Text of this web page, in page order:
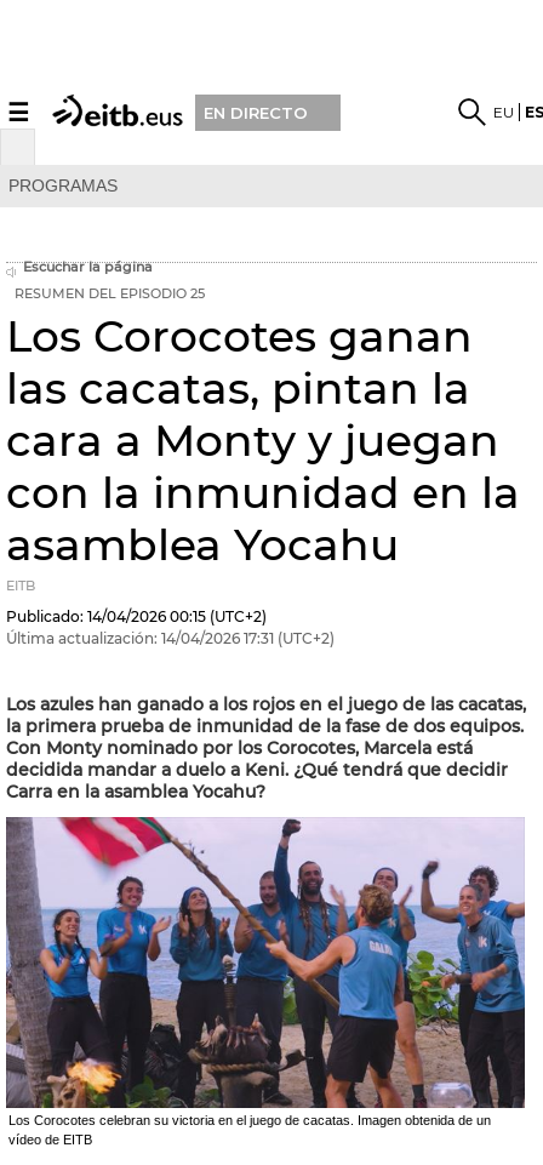
☰ EN DIRECTO EU
PROGRAMAS
Escuchar la página
RESUMEN DEL EPISODIO 25
Los Corocotes ganan
las cacatas, pintan la
cara a Monty y juegan
con la inmunidad en la
asamblea Yocahu
EITB
Publicado: 14/04/2026 00:15 (UTC+2)
Última actualización: 14/04/2026 17:31 (UTC+2)
Los azules han ganado a los rojos en el juego de las cacatas,
la primera prueba de inmunidad de la fase de dos equipos.
Con Monty nominado por los Corocotes, Marcela está
decidida mandar a duelo a Keni. ¿Qué tendrá que decidir
Carra en la asamblea Yocahu?
Los Corocotes celebran su victoria en el juego de cacatas. Imagen obtenida de un
vídeo de EITB